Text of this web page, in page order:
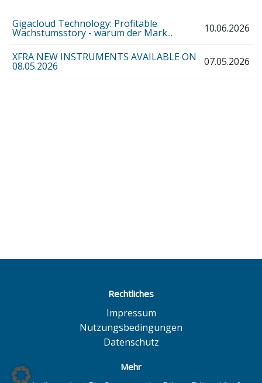
Gigacloud Technology: Profitable
Wachstumsstory - warum der Mark... 10.06.2026
XFRA NEW INSTRUMENTS AVAILABLE ON
08.05.2026 07.05.2026
Rechtliches
Impressum
Nutzungsbedingungen
Datenschutz
Mehr